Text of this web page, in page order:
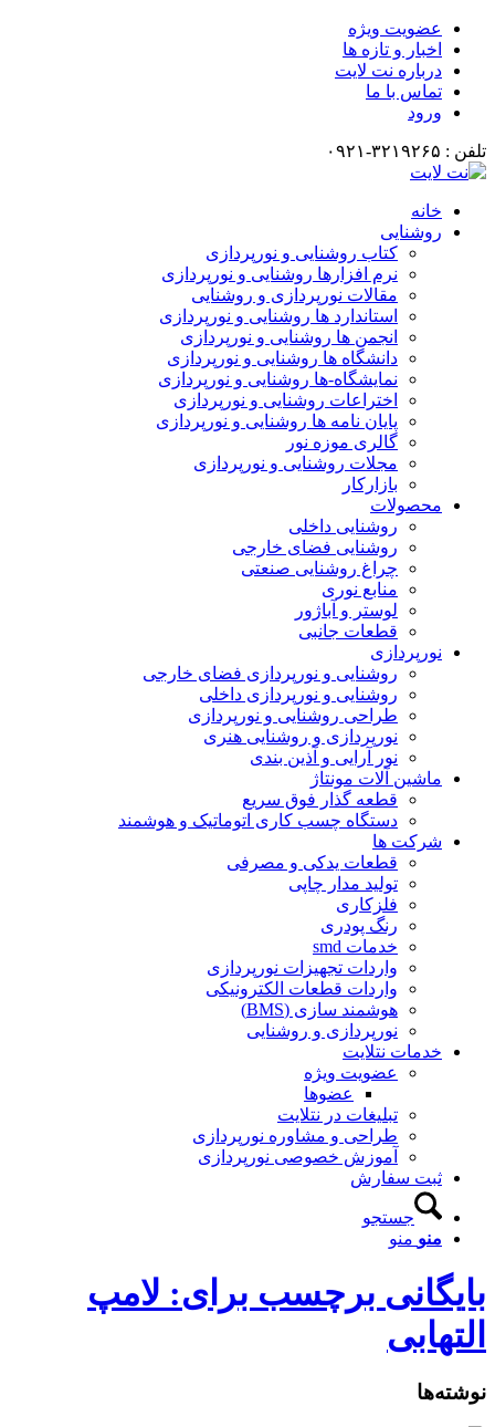
عضویت ویژه
اخبار و تازه ها
درباره نت لایت
تماس با ما
ورود
تلفن : ۳۲۱۹۲۶۵-۰۹۲۱
خانه
روشنایی
کتاب روشنایی و نورپردازی
نرم افزارها روشنایی و نورپردازی
مقالات نورپردازی و روشنایی
استاندارد ها روشنایی و نورپردازی
انجمن ها روشنایی و نورپردازی
دانشگاه ها روشنایی و نورپردازی
نمایشگاه-ها روشنایی و نورپردازی
اختراعات روشنایی و نورپردازی
پایان نامه ها روشنایی و نورپردازی
گالری موزه نور
مجلات روشنایی و نورپردازی
بازارکار
محصولات
روشنایی داخلی
روشنایی فضای خارجی
چراغ روشنایی صنعتی
منابع نوری
لوستر و آباژور
قطعات جانبی
نورپردازی
روشنایی و نورپردازی فضای خارجی
روشنایی و نورپردازی داخلی
طراحی روشنایی و نورپردازی
نورپردازی و روشنایی هنری
نور آرایی و آذین بندی
ماشین آلات مونتاژ
قطعه گذار فوق سریع
دستگاه چسب کاری اتوماتیک و هوشمند
شرکت ها
قطعات یدکی و مصرفی
تولید مدار چاپی
فلزکاری
رنگ پودری
خدمات smd
واردات تجهیزات نورپردازی
واردات قطعات الکترونیکی
هوشمند سازی (BMS)
نورپردازی و روشنایی
خدمات نتلایت
عضویت ویژه
عضوها
تبلیغات در نتلایت
طراحی و مشاوره نورپردازی
آموزش خصوصی نورپردازی
ثبت سفارش
جستجو
منو منو
بایگانی برچسب برای: لامپ
التهابی
نوشته‌ها